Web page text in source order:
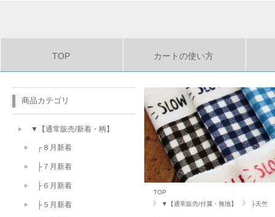
TOP カートの使い方
TOP
▼【通常販売/付属・無地】
├天竺
商品カテゴリ
▼【通常販売/新着・柄】
┌８月新着
├７月新着
├６月新着
├５月新着